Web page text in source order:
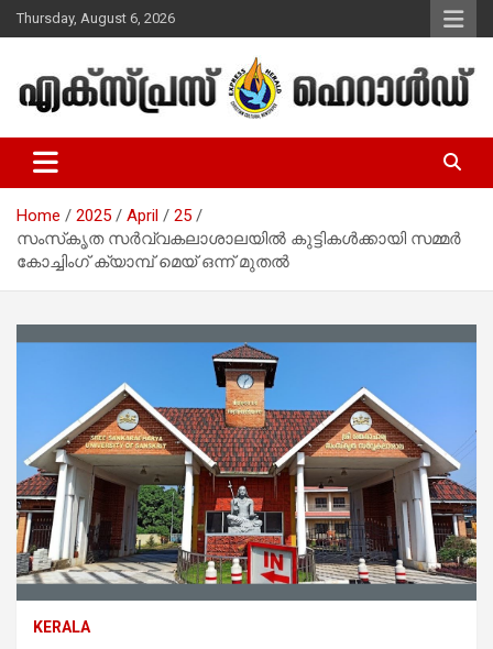
Skip
to
Thursday, August 6, 2026
Express Herald – Malayalam
Christian News
Home 2025 April
25
സംസ്‌കൃത സർവ്വകലാശാലയിൽ കുട്ടികൾക്കായി സമ്മർ
കോച്ചിംഗ് ക്യാമ്പ് മെയ് ഒന്ന് മുതൽ
KERALA